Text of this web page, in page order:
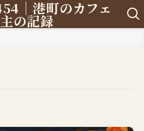
｜港町のカフェ
の記録